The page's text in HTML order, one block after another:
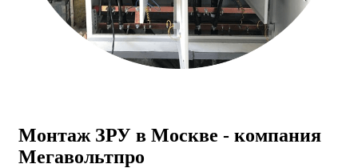
Монтаж ЗРУ в Москве - компания
Мегавольтпро